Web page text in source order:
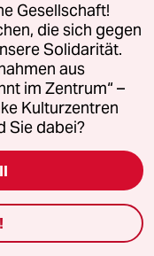
Gesellschaft!
die sich gegen
Solidarität.
aus
im Zentrum“ –
Kulturzentren
Sie dabei?